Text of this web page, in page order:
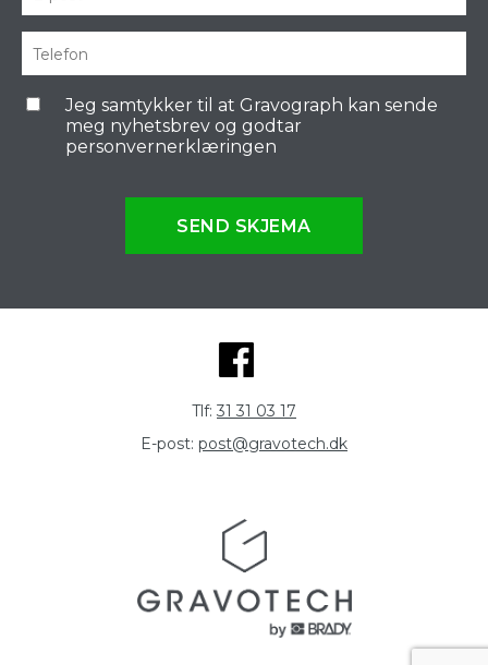
Jeg samtykker til at Gravograph kan sende
meg nyhetsbrev og godtar
personvernerklæringen
SEND SKJEMA
Tlf: 31 31 03 17
E-post: post@gravotech.dk